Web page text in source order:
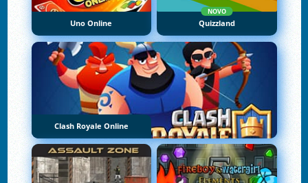
Uno Online
NOVO
Quizzland
Clash Royale Online